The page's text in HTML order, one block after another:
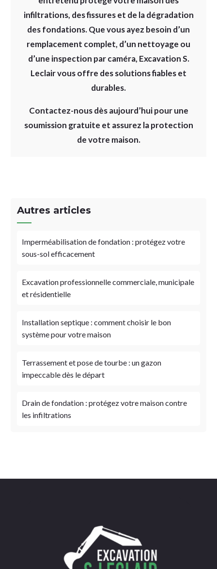
infiltrations, des fissures et de la dégradation
des fondations. Que vous ayez besoin d’un
remplacement complet, d’un nettoyage ou
d’une inspection par caméra, Excavation S.
Leclairvous offre des solutions fiables et
durables.
Contactez-nous dès aujourd’hui pour une
soumission gratuite et assurez la protection
de votre maison.
Autres articles
Imperméabilisation de fondation : protégez votre
sous-sol efficacement
Excavation professionnelle commerciale, municipale
et résidentielle
Installation septique : comment choisir le bon
système pour votre maison
Terrassement et pose de tourbe : un gazon
impeccable dès le départ
Drain de fondation : protégez votre maison contre
les infiltrations